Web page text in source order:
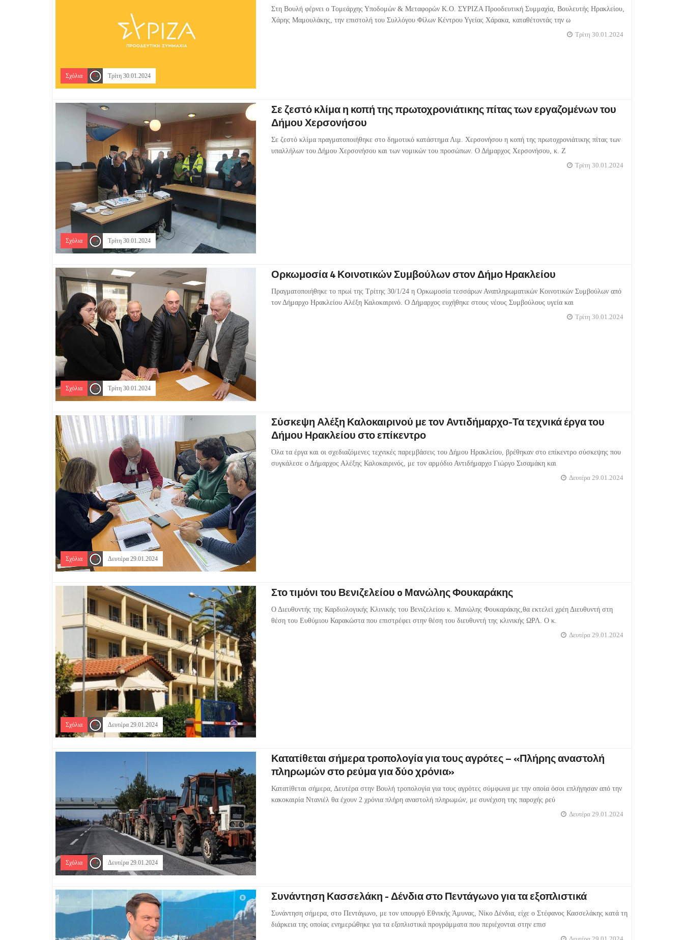
Σχόλια Τρίτη 30.01.2024
Στη Βουλή φέρνει ο Τομεάρχης Υποδομών & Μεταφορών Κ.Ο. ΣΥΡΙΖΑ Προοδευτική Συμμαχία, Βουλευτής Ηρακλείου,
Χάρης Μαμουλάκης, την επιστολή του Συλλόγου Φίλων Κέντρου Υγείας Χάρακα, καταθέτοντάς την ω
Τρίτη 30.01.2024
Σχόλια Τρίτη 30.01.2024
Σε ζεστό κλίμα η κοπή της πρωτοχρονιάτικης πίτας των εργαζομένων του
Δήμου Χερσονήσου
Σε ζεστό κλίμα πραγματοποιήθηκε στο δημοτικό κατάστημα Λιμ. Χερσονήσου η κοπή της πρωτοχρονιάτικης πίτας των
υπαλλήλων του Δήμου Χερσονήσου και των νομικών του προσώπων. Ο Δήμαρχος Χερσονήσου, κ. Ζ
Τρίτη 30.01.2024
Σχόλια Τρίτη 30.01.2024
Ορκωμοσία 4 Κοινοτικών Συμβούλων στον Δήμο Ηρακλείου
Πραγματοποιήθηκε το πρωί της Τρίτης 30/1/24 η Ορκωμοσία τεσσάρων Αναπληρωματικών Κοινοτικών Συμβούλων από
τον Δήμαρχο Ηρακλείου Αλέξη Καλοκαιρινό. Ο Δήμαρχος ευχήθηκε στους νέους Συμβούλους υγεία και
Τρίτη 30.01.2024
Σχόλια Δευτέρα 29.01.2024
Σύσκεψη Αλέξη Καλοκαιρινού με τον Αντιδήμαρχο-Τα τεχνικά έργα του
Δήμου Ηρακλείου στο επίκεντρο
Όλα τα έργα και οι σχεδιαζόμενες τεχνικές παρεμβάσεις του Δήμου Ηρακλείου, βρέθηκαν στο επίκεντρο σύσκεψης που
συγκάλεσε ο Δήμαρχος Αλέξης Καλοκαιρινός, με τον αρμόδιο Αντιδήμαρχο Γιώργο Σισαμάκη και
Δευτέρα 29.01.2024
Σχόλια Δευτέρα 29.01.2024
Στο τιμόνι του Βενιζελείου o Μανώλης Φουκαράκης
Ο Διευθυντής της Καρδιολογικής Κλινικής του Βενιζελείου κ. Μανώλης Φουκαράκης,θα εκτελεί χρέη Διευθυντή στη
θέση του Ευθύμιου Καρακώστα που επιστρέφει στην θέση του διευθυντή της κλινικής ΩΡΛ. Ο κ.
Δευτέρα 29.01.2024
Σχόλια Δευτέρα 29.01.2024
Κατατίθεται σήμερα τροπολογία για τους αγρότες – «Πλήρης αναστολή
πληρωμών στο ρεύμα για δύο χρόνια»
Κατατίθεται σήμερα, Δευτέρα στην Βουλή τροπολογία για τους αγρότες σύμφωνα με την οποία όσοι επλήγησαν από την
κακοκαιρία Ντανιέλ θα έχουν 2 χρόνια πλήρη αναστολή πληρωμών, με συνέχιση της παροχής ρεύ
Δευτέρα 29.01.2024
Συνάντηση Κασσελάκη - Δένδια στο Πεντάγωνο για τα εξοπλιστικά
Συνάντηση σήμερα, στο Πεντάγωνο, με τον υπουργό Εθνικής Άμυνας, Νίκο Δένδια, είχε ο Στέφανος Κασσελάκης κατά τη
διάρκεια της οποίας ενημερώθηκε για τα εξοπλιστικά προγράμματα που περιέχονται στην επισ